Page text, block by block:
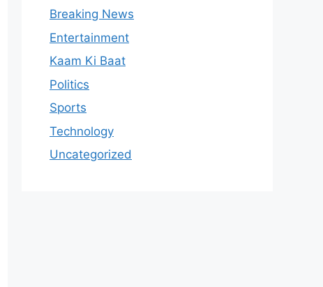
Breaking News
Entertainment
Kaam Ki Baat
Politics
Sports
Technology
Uncategorized